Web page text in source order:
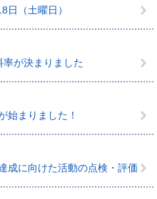
（土曜日）
が決まりました
始まりました！
成に向けた活動の点検・評価